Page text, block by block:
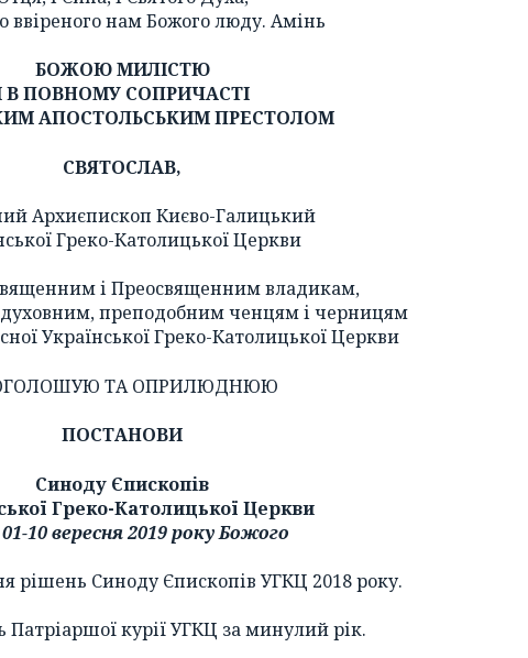
ввіреного нам Божого люду. Амінь
БОЖОЮ МИЛІСТЮ
В ПОВНОМУ СОПРИЧАСТІ
АПОСТОЛЬСЬКИМ ПРЕСТОЛОМ
СВЯТОСЛАВ,
Архиєпископ Києво-Галицький
Греко-Католицької Церкви
і Преосвященним владикам,
преподобним ченцям і черницям
Української Греко-Католицької Церкви
ТА ОПРИЛЮДНЮЮ
ПОСТАНОВИ
Синоду Єпископів
Греко-Католицької Церкви
10 вересня 2019 року Божого
рішень Синоду Єпископів УГКЦ 2018 року.
Патріаршої курії УГКЦ за минулий рік.